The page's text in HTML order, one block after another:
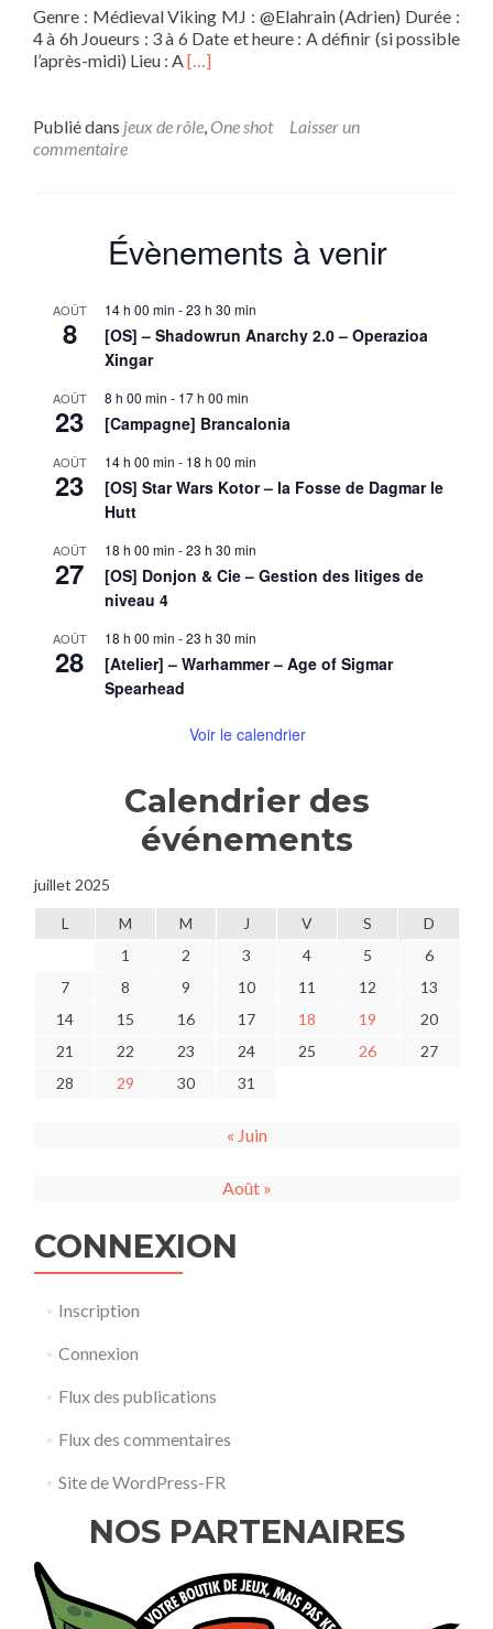
Genre : Médieval Viking MJ : @Elahrain (Adrien) Durée :
4 à 6h Joueurs : 3 à 6 Date et heure : A définir (si possible
l’après-midi) Lieu : AEn
sur[OS]
[…]
Publié dans jeux de rôle, One shot
Laisser un
commentaire
Évènements à venir
AOÛT
8
14 h 00 min -23 h 30 min
[OS] – Shadowrun Anarchy 2.0 – Operazioa
Xingar
AOÛT
23
8 h 00 min - 17 h 00 min
[Campagne] Brancalonia
AOÛT
23
14 h 00 min - 18 h 00 min
[OS] Star Wars Kotor – la Fosse de Dagmar le
Hutt
AOÛT
27
18 h 00 min -23 h 30 min
[OS] Donjon & Cie – Gestion des litiges de
niveau 4
AOÛT
28
18 h 00 min -23 h 30 min
[Atelier] – Warhammer – Age of Sigmar
Spearhead
Voir le calendrier
Calendrier des
événements
juillet 2025
L M M J V S
D
1
2 3 4 5
6
7
8 9 10 11 12
13
14
15 16 17 18 19
20
21
22 23 24 25 26
27
28
29 30 31
« Juin
Août »
CONNEXION
Inscription
Connexion
Flux des publications
Flux des commentaires
Site de WordPress-FR
NOS PARTENAIRES